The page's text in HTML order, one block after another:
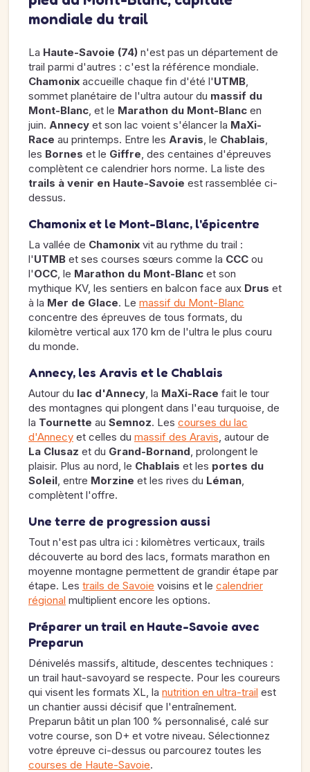
mondiale du trail
La Haute-Savoie (74) n'est pas un département de
trail parmi d'autres : c'est la référence mondiale.
Chamonix accueille chaque fin d'été l'UTMB,
sommet planétaire de l'ultra autour du massif du
Mont-Blanc, et le Marathon du Mont-Blanc en
juin. Annecy et son lac voient s'élancer la MaXi-
Race au printemps. Entre les Aravis, le Chablais,
les Bornes et le Giffre, des centaines d'épreuves
complètent ce calendrier hors norme. La liste des
trails à venir en Haute-Savoie est rassemblée ci-
dessus.
Chamonix et le Mont-Blanc, l'épicentre
La vallée de Chamonix vit au rythme du trail :
l'UTMB et ses courses sœurs comme la CCC ou
l'OCC, le Marathon du Mont-Blanc et son
mythique KV, les sentiers en balcon face aux Drus et
à la Mer de Glace. Le massif du Mont-Blanc
concentre des épreuves de tous formats, du
kilomètre vertical aux 170 km de l'ultra le plus couru
du monde.
Annecy, les Aravis et le Chablais
Autour du lac d'Annecy, la MaXi-Race fait le tour
des montagnes qui plongent dans l'eau turquoise, de
la Tournette au Semnoz. Les courses du lac
d'Annecy et celles du massif des Aravis, autour de
La Clusaz et du Grand-Bornand, prolongent le
plaisir. Plus au nord, le Chablais et les portes du
Soleil, entre Morzine et les rives du Léman,
complètent l'offre.
Une terre de progression aussi
Tout n'est pas ultra ici : kilomètres verticaux, trails
découverte au bord des lacs, formats marathon en
moyenne montagne permettent de grandir étape par
étape. Les trails de Savoie voisins et le calendrier
régional multiplient encore les options.
Préparer un trail en Haute-Savoie avec
Preparun
Dénivelés massifs, altitude, descentes techniques :
un trail haut-savoyard se respecte. Pour les coureurs
qui visent les formats XL, la nutrition en ultra-trail est
un chantier aussi décisif que l'entraînement.
Preparun bâtit un plan 100 % personnalisé, calé sur
votre course, son D+ et votre niveau. Sélectionnez
votre épreuve ci-dessus ou parcourez toutes les
courses de Haute-Savoie.